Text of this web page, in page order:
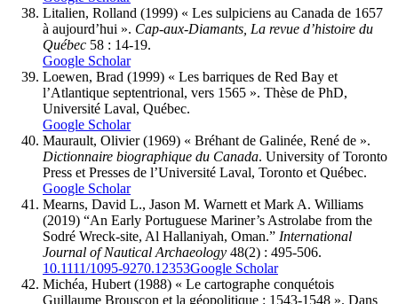
Litalien, Rolland (1999) « Les sulpiciens au Canada de 1657
à aujourd’hui ». Cap-aux-Diamants, La revue d’histoire du
Québec 58 : 14-19.
Google Scholar
Loewen, Brad (1999) « Les barriques de Red Bay et
l’Atlantique septentrional, vers 1565 ». Thèse de PhD,
Université Laval, Québec.
Google Scholar
Maurault, Olivier (1969) « Bréhant de Galinée, René de ».
Dictionnaire biographique du Canada. University of Toronto
Press et Presses de l’Université Laval, Toronto et Québec.
Google Scholar
Mearns, David L., Jason M. Warnett et Mark A. Williams
(2019) “An Early Portuguese Mariner’s Astrolabe from the
Sodré Wreck-site, Al Hallaniyah, Oman.” International
Journal of Nautical Archaeology 48(2) : 495-506.
10.1111/1095-9270.12353Google Scholar
Michéa, Hubert (1988) « Le cartographe conquétois
Guillaume Brouscon et la géopolitique : 1543-1548 ». Dans